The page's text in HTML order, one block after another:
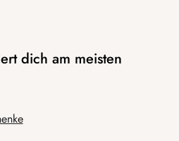
dich am meisten